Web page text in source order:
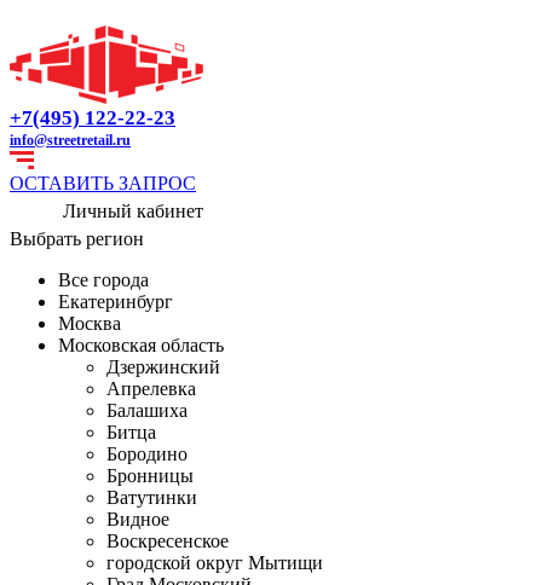
+7(495) 122-22-23
info@streetretail.ru
ОСТАВИТЬ ЗАПРОС
Личный кабинет
Выбрать регион
Все города
Екатеринбург
Москва
Московская область
Дзержинский
Апрелевка
Балашиха
Битца
Бородино
Бронницы
Ватутинки
Видное
Воскресенское
городской округ Мытищи